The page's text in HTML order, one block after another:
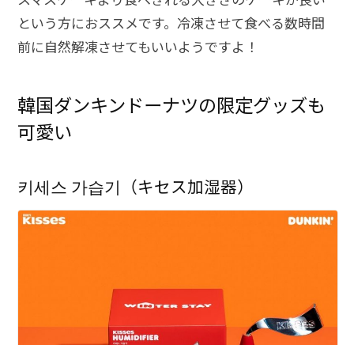
という方におススメです。冷凍させて食べる数時間
前に自然解凍させてもいいようですよ！
韓国ダンキンドーナツの限定グッズも
可愛い
키세스 가습기（キセス加湿器）